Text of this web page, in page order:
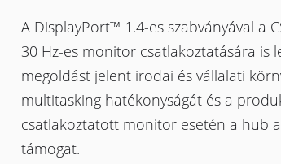
A DisplayPort™ 1.4-es szabványával a
30 Hz-es monitor csatlakoztatására is
megoldást jelent irodai és vállalati
multitasking hatékonyságát és a
csatlakoztatott monitor esetén a hub
támogat.